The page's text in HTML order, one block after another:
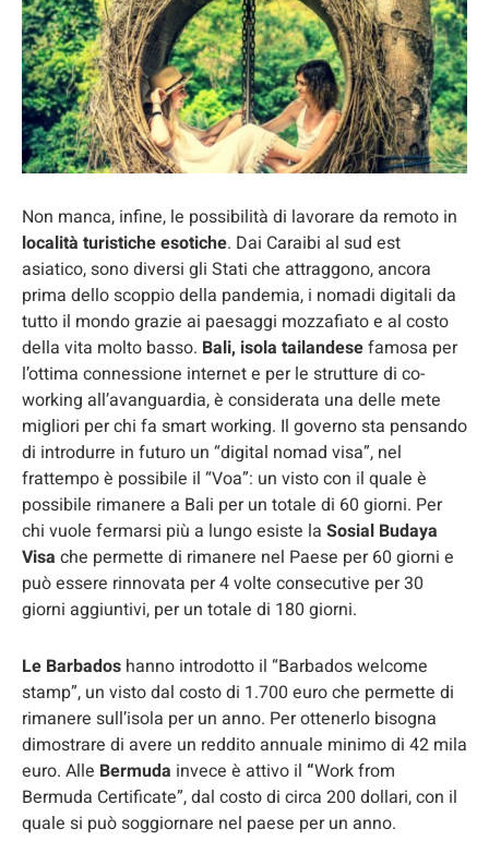
Non manca, infine, le possibilità di lavorare da remoto in
località turistiche esotiche. Dai Caraibi al sud est
asiatico, sono diversi gli Stati che attraggono, ancora
prima dello scoppio della pandemia, i nomadi digitali da
tutto il mondo grazie ai paesaggi mozzafiato e al costo
della vita molto basso. Bali, isola tailandesefamosa per
l’ottima connessione internet e per le strutture di co-
working all’avanguardia, è considerata una delle mete
migliori per chi fa smart working. Il governo sta pensando
di introdurre in futuro un “digital nomad visa”, nel
frattempo è possibile il “Voa”: un visto con il quale è
possibile rimanere a Bali per un totale di 60 giorni. Per
chi vuole fermarsi più a lungo esiste la Sosial Budaya
Visa che permette di rimanere nel Paese per 60 giorni e
può essere rinnovata per 4 volte consecutive per 30
giorni aggiuntivi, per un totale di 180 giorni.
Le Barbados hanno introdotto il “Barbados welcome
stamp”, un visto dal costo di 1.700 euro che permette di
rimanere sull’isola per un anno. Per ottenerlo bisogna
dimostrare di avere un reddito annuale minimo di 42 mila
euro. Alle Bermuda invece è attivo il “Work from
Bermuda Certificate”, dal costo di circa 200 dollari, con il
quale si può soggiornare nel paese per un anno.